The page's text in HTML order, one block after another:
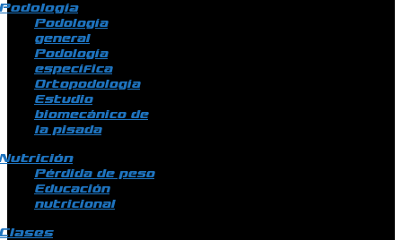
Podología
general
Podología
específica
Ortopodología
Estudio
biomecánico de
la pisada
Pérdida de peso
Educación
nutricional